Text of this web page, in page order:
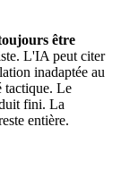
être
L'IA peut citer
inadaptée au
tactique. Le
fini. La
entière.